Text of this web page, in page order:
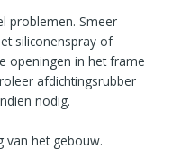
problemen. Smeer
siliconenspray of
openingen in het frame
afdichtingsrubber
nodig.
van het gebouw.